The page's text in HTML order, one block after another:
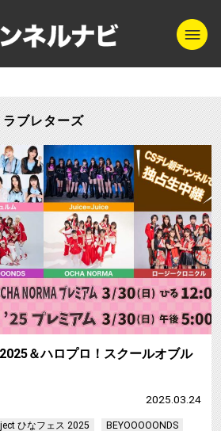
テレ朝チャンネ
ラブレターズ
＆ハロプロ！スクールオブル
2025.03.24
ひなフェス 2025
BEYOOOOONDS